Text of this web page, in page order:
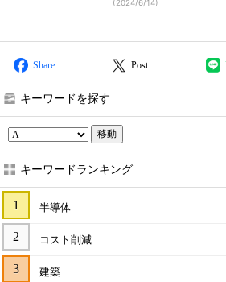
(2024/6/14)
Share Post
キーワードを探す
移動
キーワードランキング
半導体
コスト削減
建築